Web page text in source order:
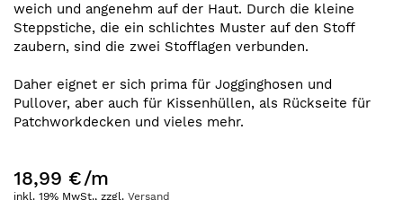
weich und angenehm auf der Haut. Durch die kleine
Steppstiche, die ein schlichtes Muster auf den Stoff
zaubern, sind die zwei Stofflagen verbunden.
Daher eignet er sich prima für Jogginghosen und
Pullover, aber auch für Kissenhüllen, als Rückseite für
Patchworkdecken und vieles mehr.
18,99 €/m
inkl. 19% MwSt., zzgl. Versand